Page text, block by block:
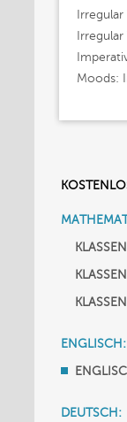
Moods:
ENGLISCH:
DEUTSCH: